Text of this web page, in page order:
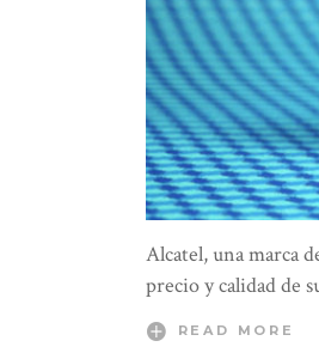
Alcatel, una marca
precio y calidad de
READ MORE